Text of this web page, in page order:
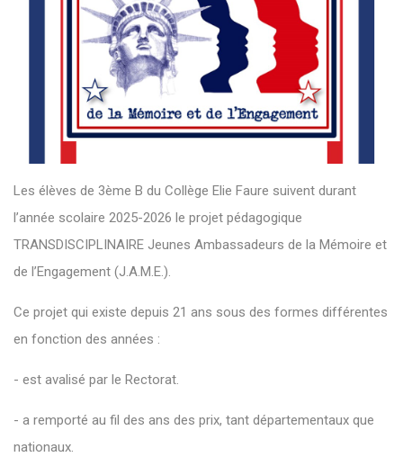
Les élèves de 3ème B du Collège Elie Faure suivent durant
l’année scolaire 2025-2026 le projet pédagogique
TRANSDISCIPLINAIRE Jeunes Ambassadeurs de la Mémoire et
de l’Engagement (J.A.M.E.).
Ce projet qui existe depuis 21 ans sous des formes différentes
en fonction des années :
- est avalisé par le Rectorat.
- a remporté au fil des ans des prix, tant départementaux que
nationaux.